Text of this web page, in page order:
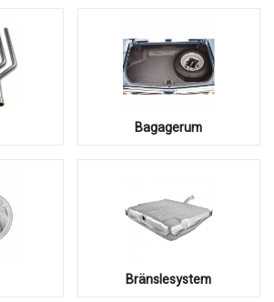
Bagagerum
Bränslesystem